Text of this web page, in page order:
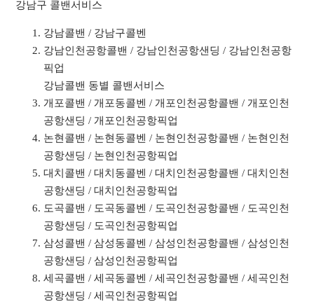
강남구 콜밴서비스
강남콜밴 / 강남구콜벤
강남인천공항콜밴 / 강남인천공항샌딩 / 강남인천공항
픽업
강남콜밴 동별 콜밴서비스
개포콜밴 / 개포동콜벤 / 개포인천공항콜밴 / 개포인천
공항샌딩 / 개포인천공항픽업
논현콜밴 / 논현동콜벤 / 논현인천공항콜밴 / 논현인천
공항샌딩 / 논현인천공항픽업
대치콜밴 / 대치동콜벤 / 대치인천공항콜밴 / 대치인천
공항샌딩 / 대치인천공항픽업
도곡콜밴 / 도곡동콜벤 / 도곡인천공항콜밴 / 도곡인천
공항샌딩 / 도곡인천공항픽업
삼성콜밴 / 삼성동콜벤 / 삼성인천공항콜밴 / 삼성인천
공항샌딩 / 삼성인천공항픽업
세곡콜밴 / 세곡동콜벤 / 세곡인천공항콜밴 / 세곡인천
공항샌딩 / 세곡인천공항픽업